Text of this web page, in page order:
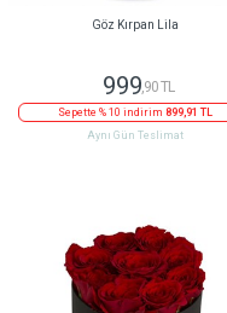
Göz Kırpan Lila
999,90 TL
Sepette % 10 indirim 899,91 TL
Aynı Gün Teslimat